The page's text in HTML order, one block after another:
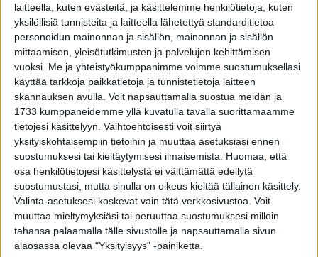
laitteella, kuten evästeitä, ja käsittelemme henkilötietoja, kuten
yksilöllisiä tunnisteita ja laitteella lähetettyä standarditietoa
personoidun mainonnan ja sisällön, mainonnan ja sisällön
mittaamisen, yleisötutkimusten ja palvelujen kehittämisen
vuoksi. Me ja yhteistyökumppanimme voimme suostumuksellasi
käyttää tarkkoja paikkatietoja ja tunnistetietoja laitteen
skannauksen avulla. Voit napsauttamalla suostua meidän ja
1733 kumppaneidemme yllä kuvatulla tavalla suorittamaamme
tietojesi käsittelyyn. Vaihtoehtoisesti voit siirtyä
yksityiskohtaisempiin tietoihin ja muuttaa asetuksiasi ennen
suostumuksesi tai kieltäytymisesi ilmaisemista.
Huomaa, että
osa henkilötietojesi käsittelystä ei välttämättä edellytä
suostumustasi, mutta sinulla on oikeus kieltää tällainen käsittely.
Valinta-asetuksesi koskevat vain tätä verkkosivustoa. Voit
muuttaa mieltymyksiäsi tai peruuttaa suostumuksesi milloin
tahansa palaamalla tälle sivustolle ja napsauttamalla sivun
alaosassa olevaa "Yksityisyys" -painiketta.
YHTEISKUNTA 3 vuotta sitten
”Väärään” aikaan syntyneet
naitetaan ensin puille: 10 erikoista
hääperinnettä maailmalta – osa 2
YHTEISKUNTA 3 vuotta sitten